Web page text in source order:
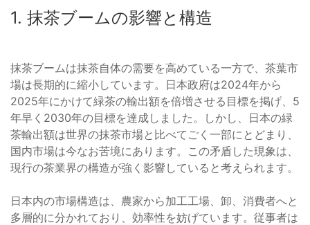
1. 抹茶ブームの影響と構造
抹茶ブームは抹茶自体の需要を高めている一方で、茶葉市
場は長期的に縮小しています。日本政府は2024年から
2025年にかけて緑茶の輸出額を倍増させる目標を掲げ、5
年早く2030年の目標を達成しました。しかし、日本の緑
茶輸出額は世界の抹茶市場と比べてごく一部にとどまり、
国内市場は今なお苦境にあります。この矛盾した現象は、
現行の茶業界の構造が強く影響していると考えられます。
日本内の市場構造は、農家から加工工場、卸、消費者へと
多層的に分かれており、効率性を妨げています。従事者は